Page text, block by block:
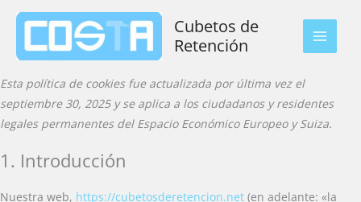
contenido
Cubetos de
Retención
MAIN
Esta política de cookies fue actualizada por última vez el
septiembre 30, 2025 y se aplica a los ciudadanos y residentes
legales permanentes del Espacio Económico Europeo y Suiza.
1. Introducción
Nuestra web, https://cubetosderetencion.net (en adelante: «la